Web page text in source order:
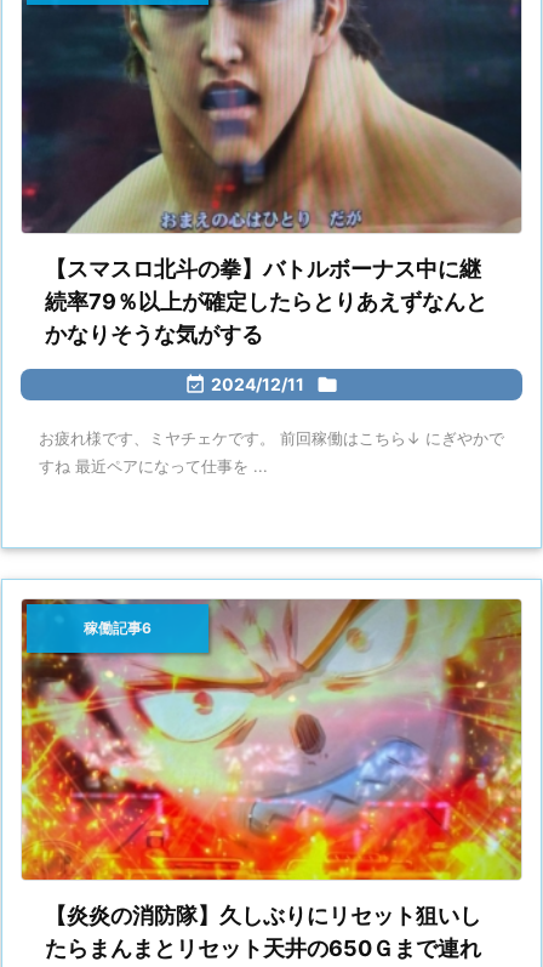
【スマスロ北斗の拳】バトルボーナス中に継
続率79％以上が確定したらとりあえずなんと
かなりそうな気がする
 2024/12/11 
お疲れ様です、ミヤチェケです。 前回稼働はこちら↓ にぎやかで
すね 最近ペアになって仕事を ...
【炎炎の消防隊】久しぶりにリセット狙いし
たらまんまとリセット天井の650Ｇまで連れ
稼働記事6